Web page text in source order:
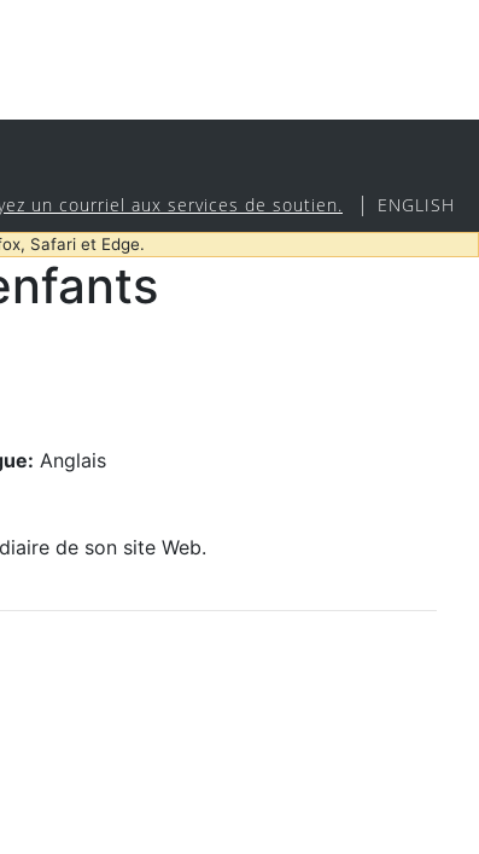
un courriel aux services de soutien. | ENGLISH
Safari et Edge.
Anglais
de son site Web.